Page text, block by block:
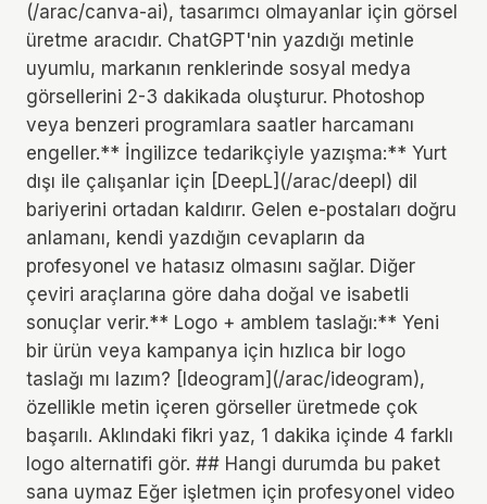
(/arac/canva-ai), tasarımcı olmayanlar için görsel
üretme aracıdır. ChatGPT'nin yazdığı metinle
uyumlu, markanın renklerinde sosyal medya
görsellerini 2-3 dakikada oluşturur. Photoshop
veya benzeri programlara saatler harcamanı
engeller.** İngilizce tedarikçiyle yazışma:** Yurt
dışı ile çalışanlar için [DeepL](/arac/deepl) dil
bariyerini ortadan kaldırır. Gelen e-postaları doğru
anlamanı, kendi yazdığın cevapların da
profesyonel ve hatasız olmasını sağlar. Diğer
çeviri araçlarına göre daha doğal ve isabetli
sonuçlar verir.** Logo + amblem taslağı:** Yeni
bir ürün veya kampanya için hızlıca bir logo
taslağı mı lazım? [Ideogram](/arac/ideogram),
özellikle metin içeren görseller üretmede çok
başarılı. Aklındaki fikri yaz, 1 dakika içinde 4 farklı
logo alternatifi gör. ## Hangi durumda bu paket
sana uymaz Eğer işletmen için profesyonel video